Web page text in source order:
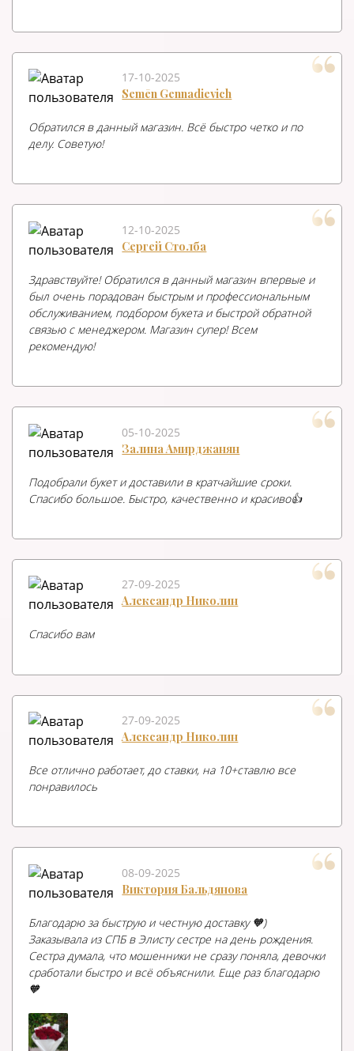
17-10-2025
Semēn Gennadievich
Обратился в данный магазин. Всё быстро четко и по
делу. Советую!
12-10-2025
Сергей Столба
Здравствуйте! Обратился в данный магазин впервые и
был очень порадован быстрым и профессиональным
обслуживанием, подбором букета и быстрой обратной
связью с менеджером. Магазин супер! Всем
рекомендую!
05-10-2025
Залина Амирджанян
Подобрали букет и доставили в кратчайшие сроки.
Спасибо большое. Быстро, качественно и красиво👍
27-09-2025
Александр Николин
Спасибо вам
27-09-2025
Александр Николин
Все отлично работает, до ставки, на 10+ставлю все
понравилось
08-09-2025
Виктория Бальдянова
Благодарю за быструю и честную доставку 🧡)
Заказывала из СПБ в Элисту сестре на день рождения.
Сестра думала, что мошенники не сразу поняла, девочки
сработали быстро и всё объяснили. Еще раз благодарю
🧡